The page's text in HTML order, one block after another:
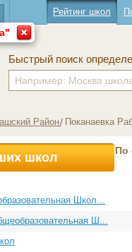
Рейтинг школ
Быстрый поиск
Район Поканаевка
школ По
Школ...
Ш...